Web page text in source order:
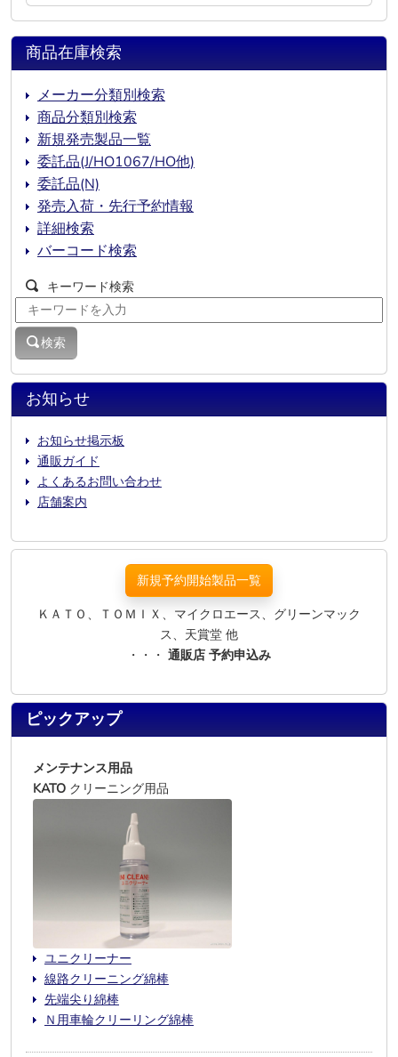
お知らせ
お知らせ掲示板
通販ガイド
よくあるお問い合わせ
店舗案内
商品在庫検索
メーカー分類別検索
商品分類別検索
新規発売製品一覧
委託品(J/HO1067/HO他)
委託品(N)
発売入荷・先行予約情報
詳細検索
バーコード検索
キーワード検索
検索
新規予約開始製品一覧
ＫＡＴＯ、ＴＯＭＩＸ、マイクロエース、グリーンマック
ス、天賞堂 他
・・・ 通販店 予約申込み
ピックアップ
メンテナンス用品
KATO クリーニング用品
ユニクリーナー
線路クリーニング綿棒
先端尖り綿棒
Ｎ用車輪クリーリング綿棒